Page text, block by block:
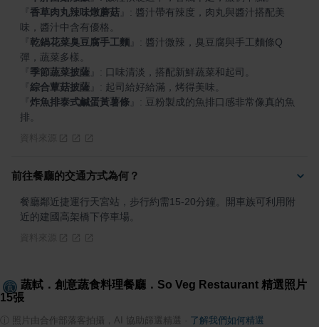
香草肉丸辣味燉蘑菇
: 醬汁帶有辣度，肉丸與醬汁搭配美
乾鍋花菜臭豆腐手工麵
: 醬汁微辣，臭豆腐與手工麵條Q
季節蔬菜披薩
綜合蕈菇披薩
炸魚排泰式鹹蛋黃薯條
: 豆粉製成的魚排口感非常像真的魚
排。
前往餐廳的交通方式為何？
餐廳鄰近捷運行天宮站，步行約需15-20分鐘。開車族可利用附
近的建國高架橋下停車場。
蔬軾．創意蔬食料理餐廳．So Veg Restaurant 精選照片
15張
照片由合作部落客拍攝，AI 協助篩選精選 了解我們如何精選